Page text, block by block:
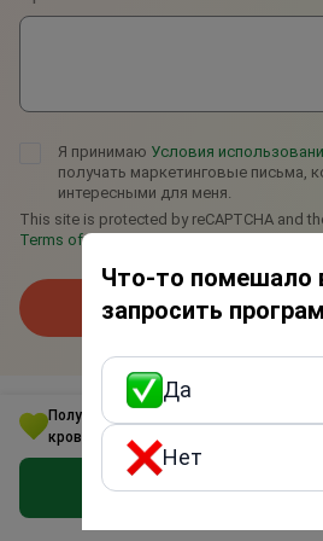
Получите программу по Уровень
крови по лучшей цене
Получить
Я принимаю Условия
получать маркетинговые письма,
интересными для меня.
This site is protected by reCAPTCHA and
Terms of Service
Отправить
Что-то помешало
запросить
Да
Нет